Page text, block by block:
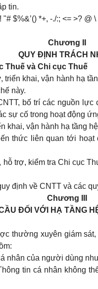
tin.
$%&’() *+, -./:; <= >? @ \
Chương II
QUY ĐỊNH TRÁCH
Thuế và Chi cục Thuế
triển khai, vận hành hạ
này.
bố trí các nguồn
sự cố trong hoạt động
khai, vận hành hạ tầng
thức liên quan tới hoạt
trợ, kiểm tra Chi cục
định về CNTT và các
Chương III
ĐỐI VỚI HẠ TẦNG
thường xuyên giám
nhân của người dùng
tin cá nhân không